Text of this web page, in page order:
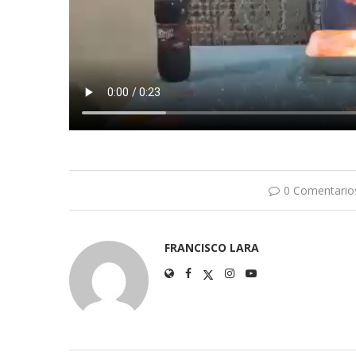
0
FRANCISCO LARA